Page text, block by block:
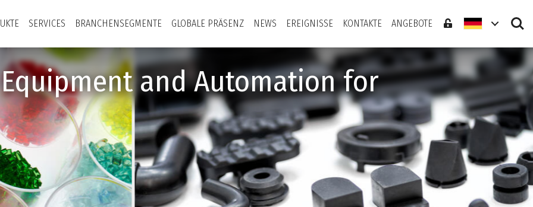
SERVICES BRANCHENSEGMENTE GLOBALE PRÄSENZ NEWS EREIGNISSE KONTAKTE ANGEBOTE Search
and Automation for